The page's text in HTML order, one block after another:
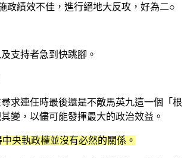
政績效不佳，進行絕地大反攻，好為二○
支持者急到快跳腳。
求連任時最後還是不敵馬英九這一個「根
變，以儘可能發揮最大的政治效益。
央執政權並沒有必然的關係。